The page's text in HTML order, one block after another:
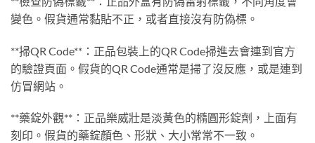
變色。假貨通常黏貼不正，或者直接沒有防偽標。
**掃QR Code**：正品包裝上的QR Code掃進去會連到官方
的驗證頁面。假貨的QR Code通常是掃了沒反應，或是連到
仿冒網站。
**藥錠外觀**：正品樂威壯是淡黃色的橢圓形錠劑，上面有
刻印。假貨的藥錠顏色、形狀、大小常常不一致。